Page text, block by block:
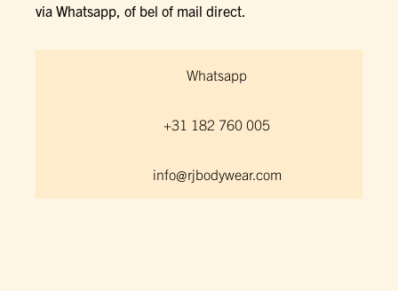
via Whatsapp, of bel of mail direct.
Whatsapp
+31 182 760 005
info@rjbodywear.com